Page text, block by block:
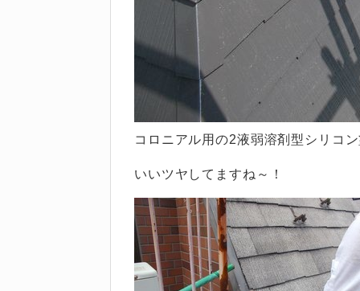
コロニアル用の2液弱溶剤型シリコ
いいツヤしてますね～！